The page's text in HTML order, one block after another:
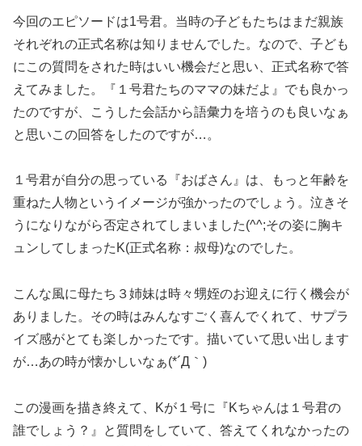
今回のエピソードは1号君。当時の子どもたちはまだ親族
それぞれの正式名称は知りませんでした。なので、子ども
にこの質問をされた時はいい機会だと思い、正式名称で答
えてみました。『１号君たちのママの妹だよ』でも良かっ
たのですが、こうした会話から語彙力を培うのも良いなぁ
と思いこの回答をしたのですが…。
１号君が自分の思っている『おばさん』は、もっと年齢を
重ねた人物というイメージが強かったのでしょう。泣きそ
うになりながら否定されてしまいました(^^;その姿に胸キ
ュンしてしまったK(正式名称：叔母)なのでした。
こんな風に母たち３姉妹は時々甥姪のお迎えに行く機会が
ありました。その時はみんなすごく喜んでくれて、サプラ
イズ感がとても楽しかったです。描いていて思い出します
が…あの時が懐かしいなぁ(*´Д｀)
この漫画を描き終えて、Kが１号に『Kちゃんは１号君の
誰でしょう？』と質問をしていて、答えてくれなかったの